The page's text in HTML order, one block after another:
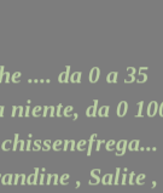
niente, da 0 100
, Salite ,
Fango.... non